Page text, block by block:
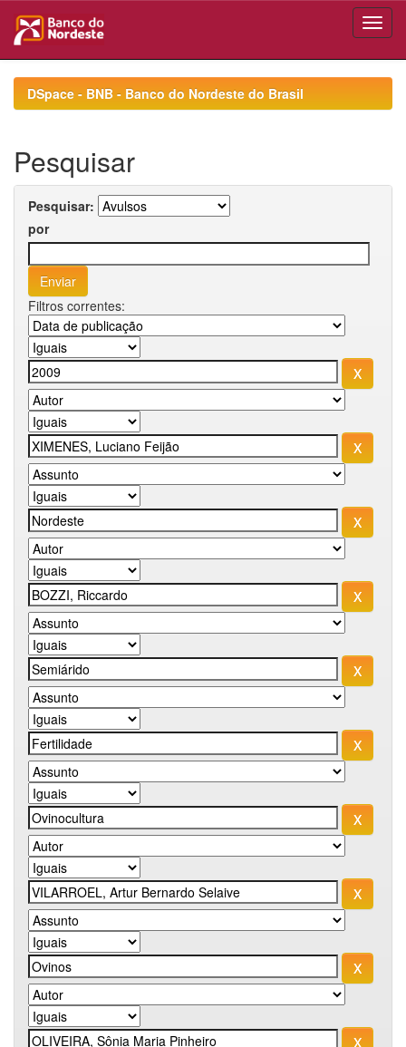
navigationDSpace - BNB - Banco do Nordeste do Brasil
Pesquisar
Pesquisar:
por
Filtros correntes: